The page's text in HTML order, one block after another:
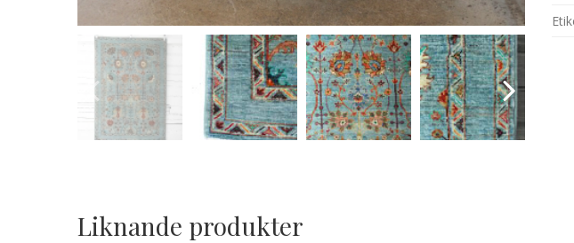
Liknande produkter